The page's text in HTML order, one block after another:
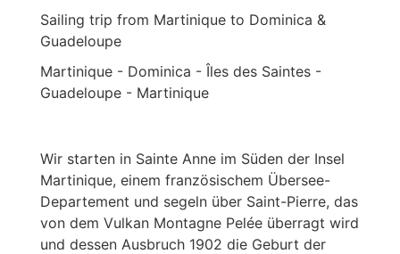
Sailing trip from Martinique to Dominica &
Guadeloupe
Martinique - Dominica - Îles des Saintes -
Guadeloupe - Martinique
Wir starten in Sainte Anne im Süden der Insel
Martinique, einem französischem Übersee-
Departement und segeln über Saint-Pierre, das
von dem Vulkan Montagne Pelée überragt wird
und dessen Ausbruch 1902 die Geburt der